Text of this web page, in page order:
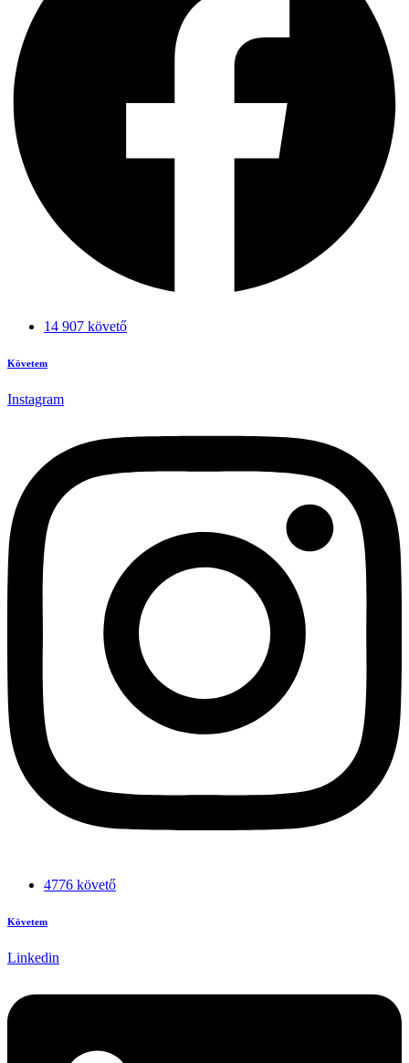
14 907 követő
Követem
Instagram
4776 követő
Követem
Linkedin